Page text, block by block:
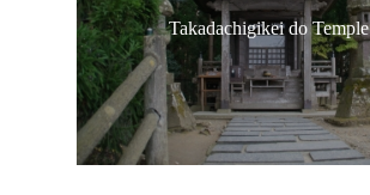
Takadachigikei do Temple